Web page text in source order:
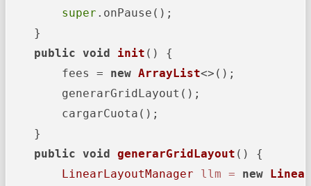
super .onPause();
    }
public void init ()
{
        fees =
new ArrayList<>();
        generarGridLayout();
        cargarCuota();
    }
public void generarGridLayout ()
{
LinearLayoutManager
llm = new